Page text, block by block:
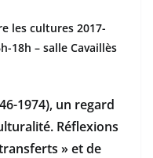
les cultures 2017-
18h – salle Cavaillès
1974), un regard
Réflexions
» et de